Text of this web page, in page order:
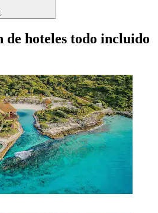
de hoteles todo incluido